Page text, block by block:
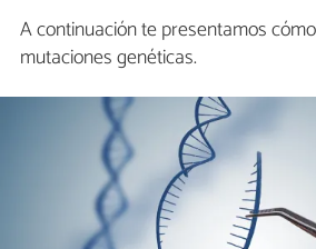
A continuación te presentamos
mutaciones genéticas.